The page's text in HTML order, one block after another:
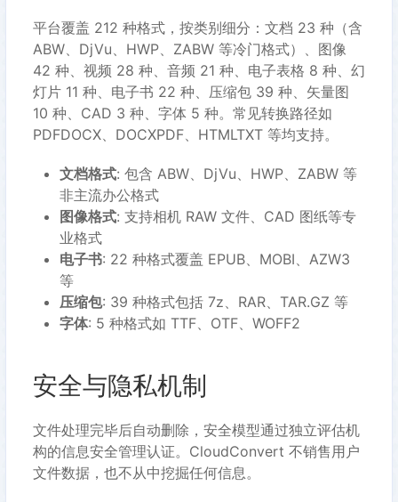
平台覆盖 212 种格式，按类别细分：文档 23 种（含
ABW、DjVu、HWP、ZABW 等冷门格式）、图像
42 种、视频 28 种、音频 21 种、电子表格 8 种、幻
灯片 11 种、电子书 22 种、压缩包 39 种、矢量图
10 种、CAD 3 种、字体 5 种。常见转换路径如
PDFDOCX、DOCXPDF、HTMLTXT 等均支持。
文档格式: 包含 ABW、DjVu、HWP、ZABW 等
非主流办公格式
图像格式: 支持相机 RAW 文件、CAD 图纸等专
业格式
电子书: 22 种格式覆盖 EPUB、MOBI、AZW3
等
压缩包: 39 种格式包括 7z、RAR、TAR.GZ 等
字体: 5 种格式如 TTF、OTF、WOFF2
安全与隐私机制
文件处理完毕后自动删除，安全模型通过独立评估机
构的信息安全管理认证。CloudConvert 不销售用户
文件数据，也不从中挖掘任何信息。